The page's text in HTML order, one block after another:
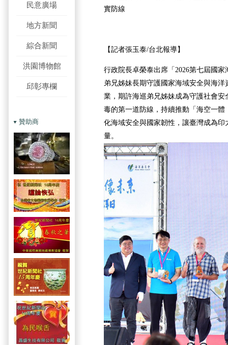
民意廣場
地方新聞
綜合新聞
洪園博物館
邱彰專欄
贊助商
實防線
【記者張玉泰/台北報導】
行政院長卓榮泰出席「2026第七屆國
弟兄姊妹長期守護國家海域安全與海
業，期許海巡弟兄姊妹成為守護社會
毒的第一道防線，持續推動「海空一
化海域安全與國家韌性，讓臺灣成為
量。